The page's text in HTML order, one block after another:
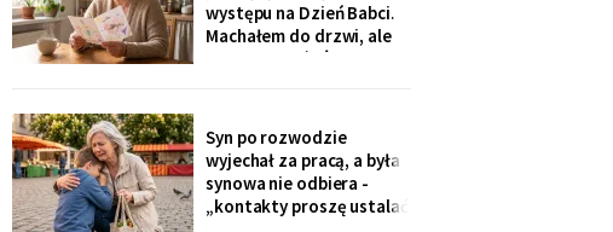
seniorów, zamów sobie".
Zamówiłam - kierowca
występu na Dzień Babci.
Machałem do drzwi, ale
nie przyszłaś". Żadnego
przekazuje je przez
rodziców. Córka
wzruszyła ramionami:
„No zapomniałam, mamo,
tyle się teraz
Syn po rozwodzie
wyjechał za pracą, a była
synowa nie odbiera -
„kontakty proszę ustalać